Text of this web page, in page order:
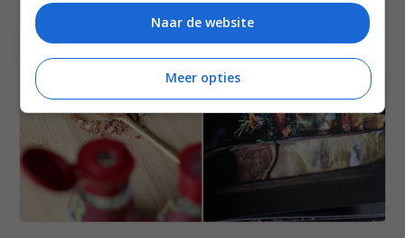
Naar de website
Meer opties